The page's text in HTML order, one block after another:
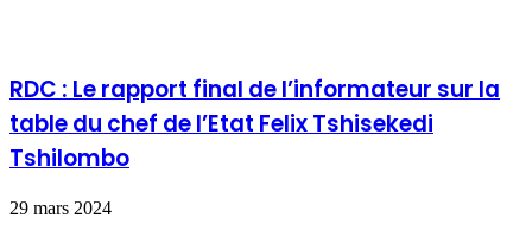
RDC : Le rapport final de l’informateur sur la
table du chef de l’Etat Felix Tshisekedi
Tshilombo
29 mars 2024